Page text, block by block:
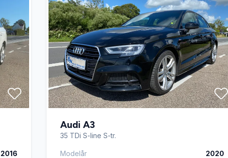
2016
Audi A3
35 TDi S-line S-tr.
Modelår 2020